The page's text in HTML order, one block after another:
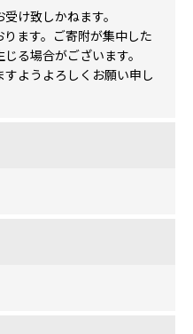
け致しかねます。
ます。ご寄附が集中した
る場合がございます。
ようよろしくお願い申し